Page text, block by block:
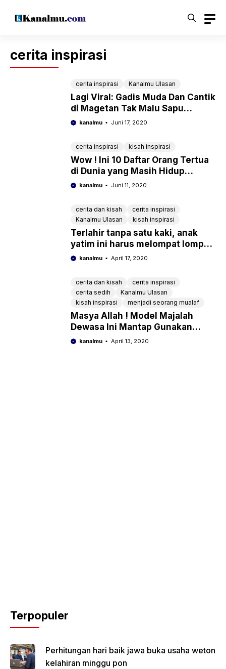
cerita inspirasi
cerita inspirasi Kanalmu Ulasan
Lagi Viral: Gadis Muda Dan Cantik
di Magetan Tak Malu Sapu
Jalanan Demi Bantu Pekerjaan
kanalmu Juni 17, 2020
cerita inspirasi kisah inspirasi
Wow ! Ini 10 Daftar Orang Tertua
di Dunia yang Masih Hidup
Sampai Tahun 2021
kanalmu Juni 11, 2020
cerita dan kisah
cerita inspirasi
Kanalmu Ulasan
kisah inspirasi
Terlahir tanpa satu kaki, anak
yatim ini harus melompat lompat
untuk pergi ke sekolah –
kanalmu April 17, 2020
cerita dan kisah
cerita inspirasi
cerita sedih
Kanalmu Ulasan
kisah inspirasi
menjadi seorang mualaf
Masya Allah ! Model Majalah
Dewasa Ini Mantap Gunakan
Hijab & Jadi Mualaf Meski Banjir
kanalmu April 13, 2020
Terpopuler
Perhitungan hari baik jawa buka usaha weton
kelahiran minggu pon